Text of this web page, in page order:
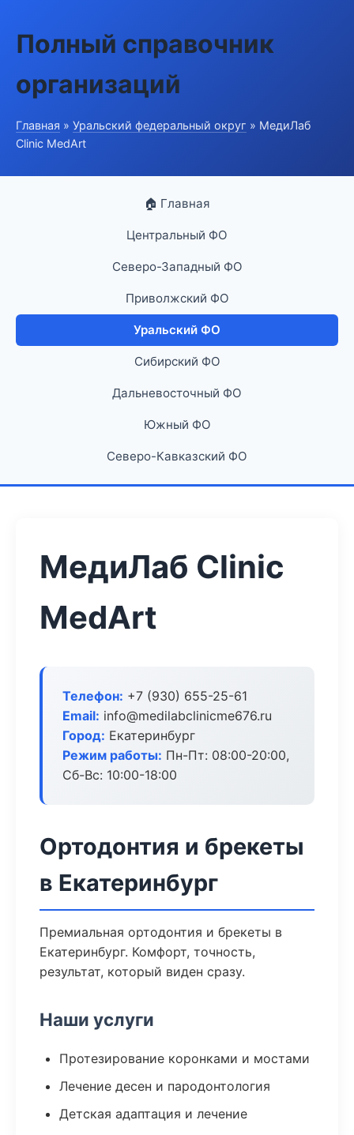
Полный справочник
организаций
Главная » Уральский федеральный округ » МедиЛаб
Clinic MedArt
🏠 Главная
Центральный ФО
Северо-Западный ФО
Приволжский ФО
Уральский ФО
Сибирский ФО
Дальневосточный ФО
Южный ФО
Северо-Кавказский ФО
МедиЛаб Clinic
MedArt
Телефон: +7 (930) 655-25-61
Email: info@medilabclinicme676.ru
Город: Екатеринбург
Режим работы: Пн-Пт: 08:00-20:00,
Сб-Вс: 10:00-18:00
Ортодонтия и брекеты
в Екатеринбург
Премиальная ортодонтия и брекеты в
Екатеринбург. Комфорт, точность,
результат, который виден сразу.
Наши услуги
Протезирование коронками и мостами
Лечение десен и пародонтология
Детская адаптация и лечение